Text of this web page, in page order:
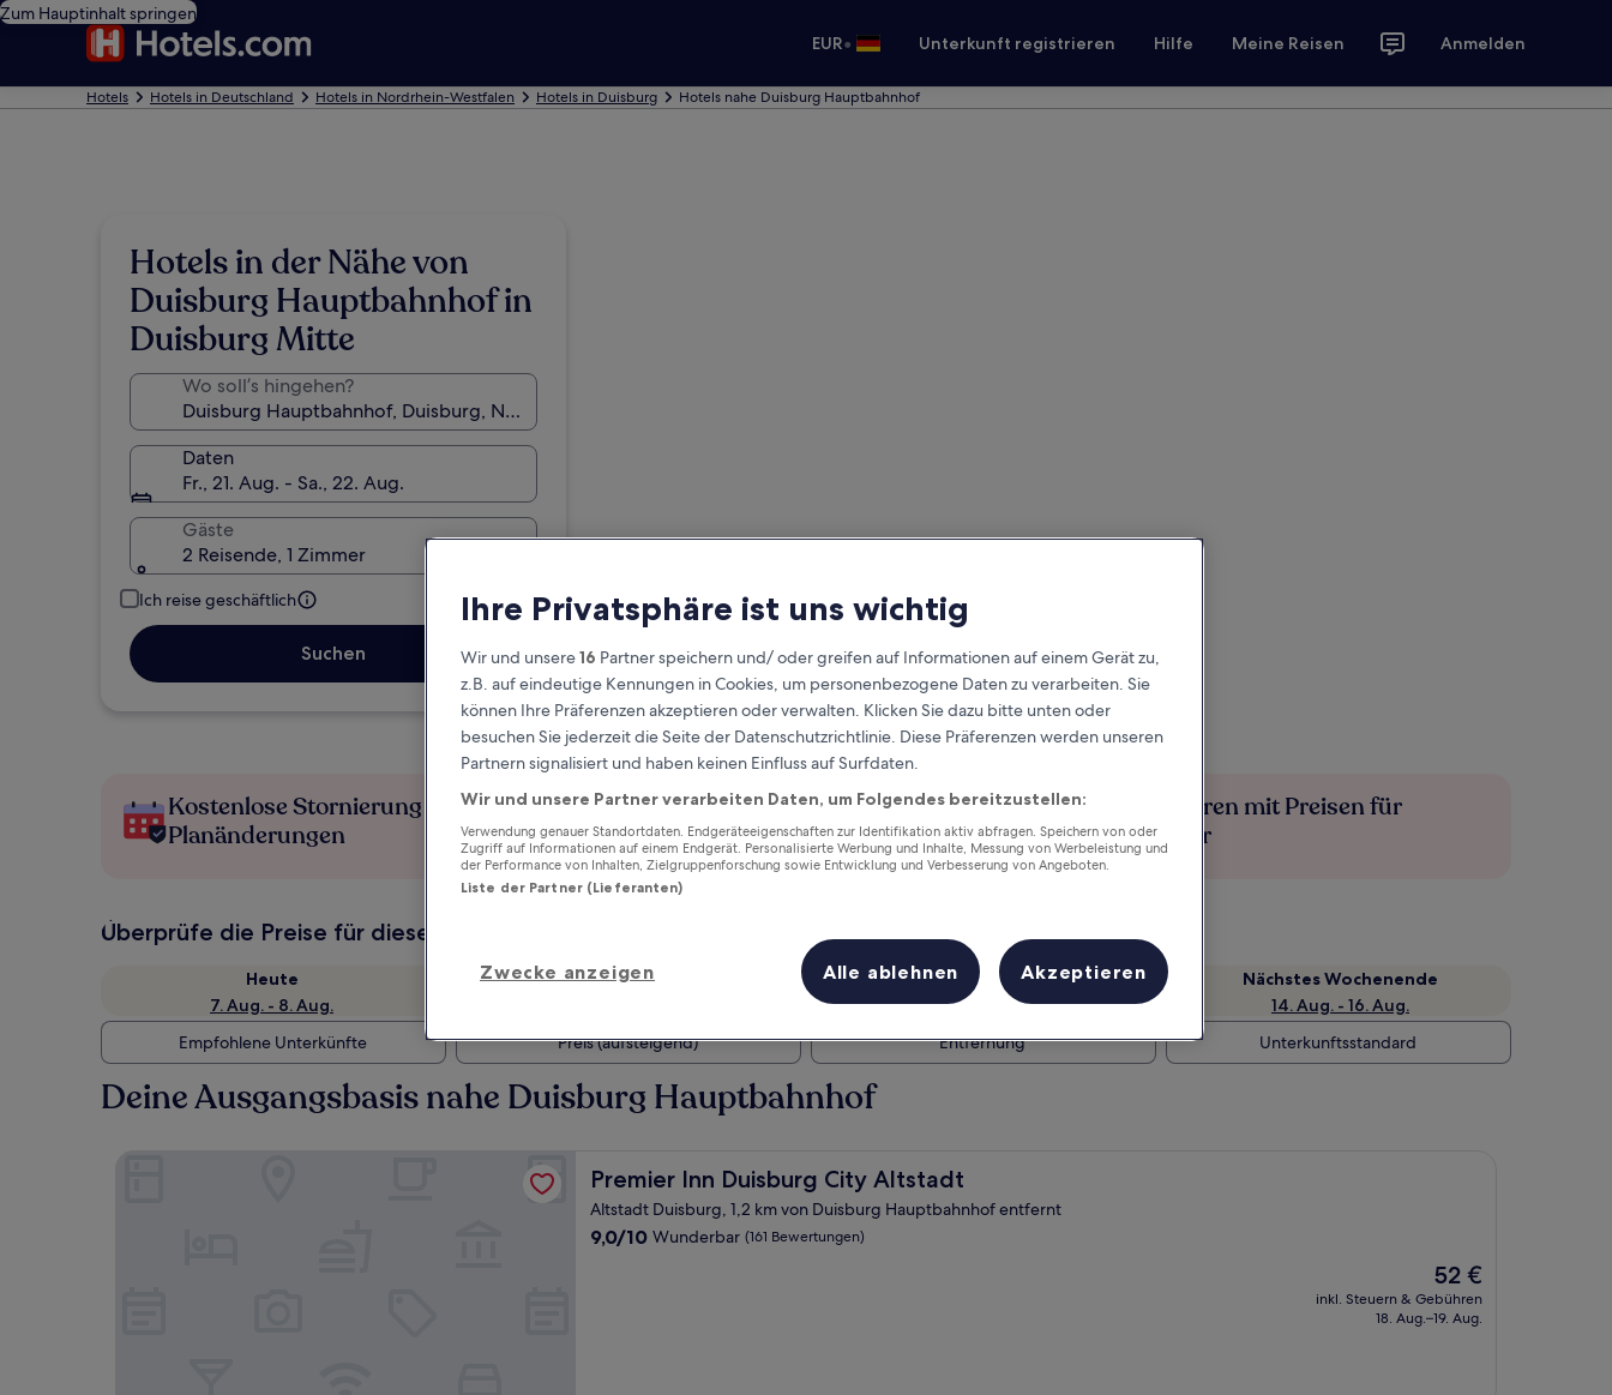
Zum Hauptinhalt springen
EUR• Unterkunft registrieren Hilfe Meine Reisen Anmelden
Hotels Hotels in Deutschland Hotels in Nordrhein-Westfalen Hotels in Duisburg Hotels nahe Duisburg Hauptbahnhof
Hotels in der Nähe von
Duisburg Hauptbahnhof in
Duisburg Mitte
Wo soll’s hingehen?
Daten
Fr., 21. Aug. - Sa., 22. Aug.
Gäste
2 Reisende, 1 Zimmer
Ich reise geschäftlich
Suchen
Kostenlose Stornierung bei
Planänderungen
Verdiene Prämien für jede
wahrgenommene Übernachtung
Mehr sparen mit Preisen für
Mitglieder
Überprüfe die Preise für diese Daten
Heute
7. Aug. - 8. Aug.
Morgen
Dieses Wochenende
7. Aug. - 9. Aug.
Nächstes Wochenende
14. Aug. - 16. Aug.
Empfohlene Unterkünfte
Preis (aufsteigend) Entfernung Unterkunftsstandard
Deine Ausgangsbasis nahe Duisburg Hauptbahnhof
Premier Inn Duisburg City Altstadt
Premier Inn Duisburg City Altstadt
Altstadt Duisburg, 1,2 km von Duisburg Hauptbahnhof entfernt
9.0
9,0/10 Wunderbar (161 Bewertungen)
Der
Preis
beträgt
52 €
inkl. Steuern & Gebühren
18. Aug.–19. Aug.
Ihre Privatsphäre ist uns wichtig
Wir und unsere16 Partner speichern und/ oder greifen auf Informationen auf einem Gerät zu,
z.B. auf eindeutige Kennungen in Cookies, um personenbezogene Daten zu verarbeiten. Sie
können Ihre Präferenzen akzeptieren oder verwalten. Klicken Sie dazu bitte unten oder
besuchen Sie jederzeit die Seite der Datenschutzrichtlinie. Diese Präferenzen werden unseren
Partnern signalisiert und haben keinen Einfluss auf Surfdaten.
Wir und unsere Partner verarbeiten Daten, um Folgendes bereitzustellen:
Verwendung genauer Standortdaten. Endgeräteeigenschaften zur Identifikation aktiv abfragen. Speichern von oder
Zugriff auf Informationen auf einem Endgerät. Personalisierte Werbung und Inhalte, Messung von Werbeleistung und
der Performance von Inhalten, Zielgruppenforschung sowie Entwicklung und Verbesserung von Angeboten.
Liste der Partner (Lieferanten)
Zwecke anzeigen Alle ablehnen Akzeptieren